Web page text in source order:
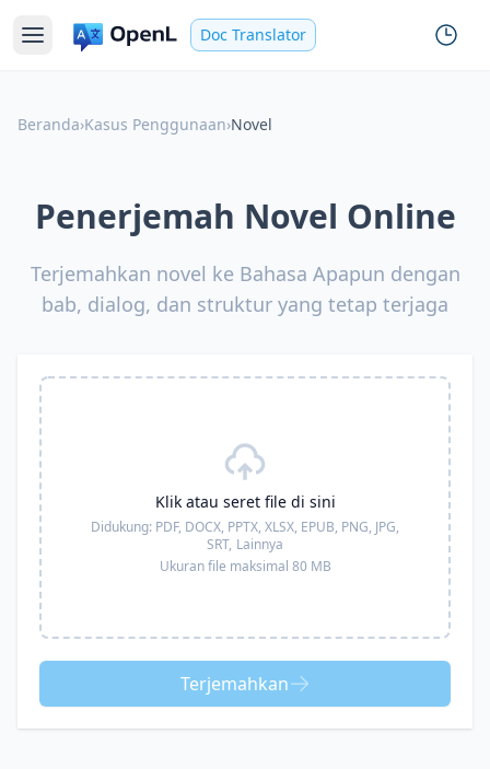
Doc Translator
Beranda›Kasus Penggunaan›Novel
Penerjemah Novel Online
Terjemahkan novel ke Bahasa Apapun dengan
bab, dialog, dan struktur yang tetap terjaga
Klik atau seret file di sini
Didukung: PDF, DOCX, PPTX, XLSX, EPUB, PNG, JPG,
SRT, Lainnya
Ukuran file maksimal 80 MB
Terjemahkan